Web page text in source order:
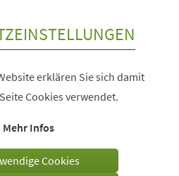
erklären Sie sich damit
Cookies verwendet.
Mehr Infos
Cookies